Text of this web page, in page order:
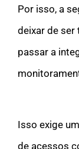
Por isso, a
deixar de
passar a
Isso exige
de acessos